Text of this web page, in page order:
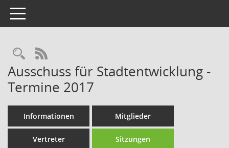
Toggle navigation
Rechercheauswahl
RSS-Feed
Ausschuss für Stadtentwicklung -
Termine 2017
Informationen Mitglieder
Vertreter Sitzungen